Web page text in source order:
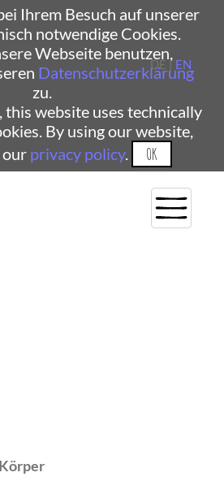
Ihrem Besuch auf unserer
notwendige Cookies.
Webseite benutzen,
Datenschutzerklärung
zu.
website uses technically
By using our website,
our privacy policy. OK
DE | EN